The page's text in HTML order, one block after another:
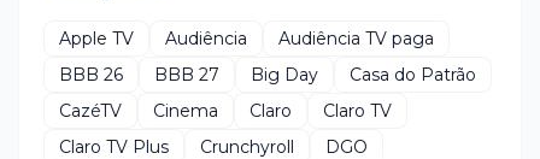
Apple TV Audiência
Audiência TV paga
BBB 26
BBB 27 Big Day
Casa do Patrão
CazéTV
Cinema Claro
Claro TV
Claro TV Plus
Crunchyroll
DGO